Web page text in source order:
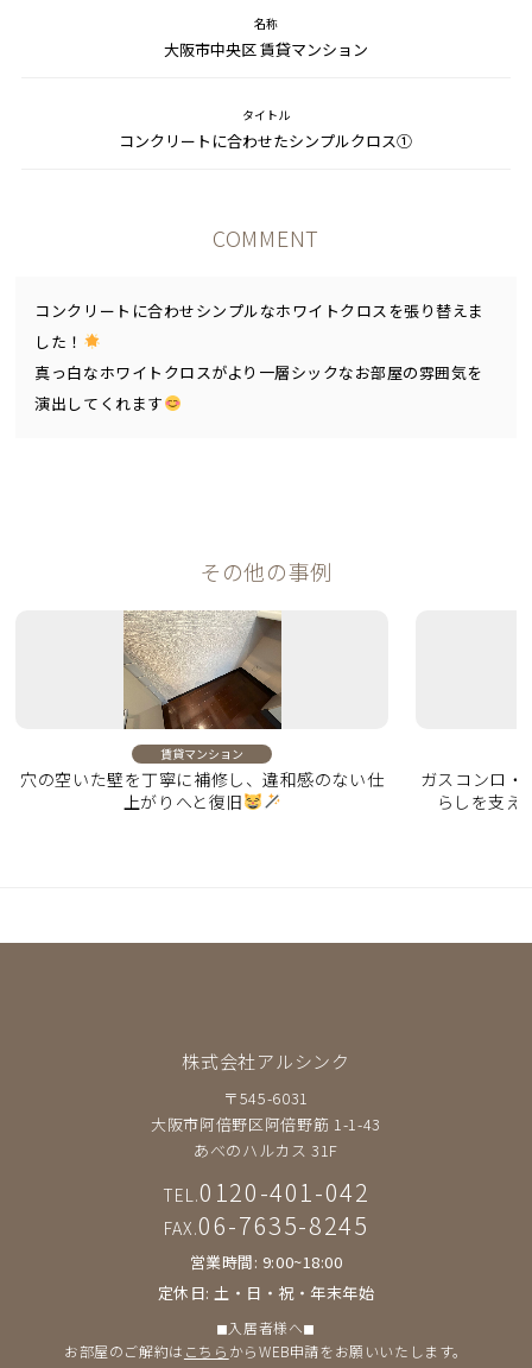
名称
大阪市中央区 賃貸マンション
タイトル
コンクリートに合わせたシンプルクロス①
COMMENT
コンクリートに合わせシンプルなホワイトクロスを張り替えま
した！
真っ白なホワイトクロスがより一層シックなお部屋の雰囲気を
演出してくれます
その他の事例
賃貸マンション
穴の空いた壁を丁寧に補修し、違和感のない仕
上がりへと復旧
ガスコンロ・
らしを支え
株式会社アルシンク
〒545-6031
大阪市阿倍野区阿倍野筋 1-1-43
あべのハルカス 31F
TEL.0120-401-042
FAX.06-7635-8245
営業時間: 9:00~18:00
定休日: 土・日・祝・年末年始
◼︎入居者様へ◼︎
お部屋のご解約は こちら からWEB申請をお願いいたします。